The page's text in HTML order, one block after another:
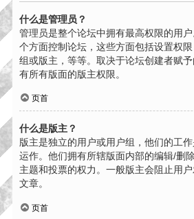
什么是管理员？
管理员是整个论坛中拥有最高权限的用
个方面控制论坛，这些方面包括设置权
组或版主，等等。取决于论坛创建者赋
有所有版面的版主权限。
页首
什么是版主？
版主是独立的用户或用户组，他们的工
运作。他们拥有所辖版面内部的编辑/删
主题和投票的权力。一般版主会阻止用
文章。
页首